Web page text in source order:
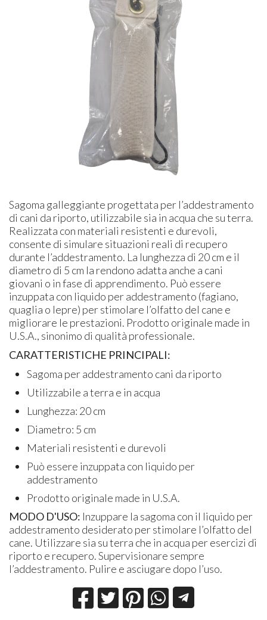
Sagoma galleggiante progettata per l’addestramento
di cani da riporto, utilizzabile sia in acqua che su terra.
Realizzata con materiali resistenti e durevoli,
consente di simulare situazioni reali di recupero
durante l’addestramento. La lunghezza di 20 cm e il
diametro di 5 cm la rendono adatta anche a cani
giovani o in fase di apprendimento. Può essere
inzuppata con liquido per addestramento (fagiano,
quaglia o lepre) per stimolare l’olfatto del cane e
migliorare le prestazioni. Prodotto originale made in
U.S.A., sinonimo di qualità professionale.
CARATTERISTICHE PRINCIPALI:
Sagoma per addestramento cani da riporto
Utilizzabile a terra e in acqua
Lunghezza: 20 cm
Diametro: 5 cm
Materiali resistenti e durevoli
Può essere inzuppata con liquido per
addestramento
Prodotto originale made in U.S.A.
MODO D'USO: Inzuppare la sagoma con il liquido per
addestramento desiderato per stimolare l’olfatto del
cane. Utilizzare sia su terra che in acqua per esercizi di
riporto e recupero. Supervisionare sempre
l’addestramento. Pulire e asciugare dopo l’uso.